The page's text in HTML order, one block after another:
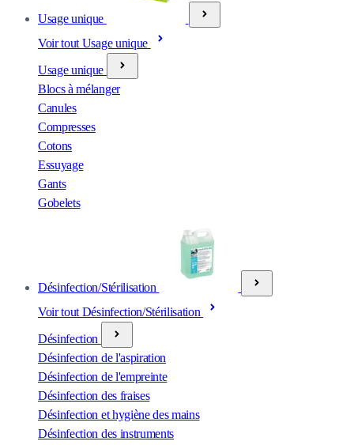
Usage unique
Voir tout Usage unique
Usage unique
Blocs à mélanger
Canules
Compresses
Cotons
Essuyage
Gants
Gobelets
Désinfection/Stérilisation
Voir tout Désinfection/Stérilisation
Désinfection
Désinfection de l'aspiration
Désinfection de l'empreinte
Désinfection des fraises
Désinfection et hygiène des mains
Désinfection des instruments